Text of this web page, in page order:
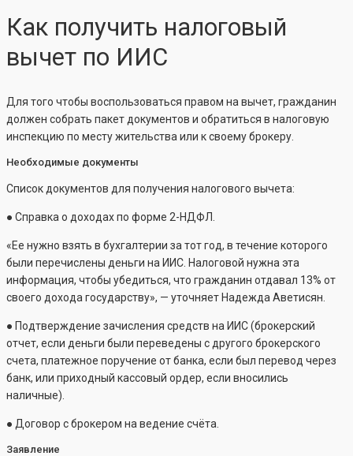
Как получить налоговый
вычет по ИИС
Для того чтобы воспользоваться правом на вычет, гражданин
должен собрать пакет документов и обратиться в налоговую
инспекцию по месту жительства или к своему брокеру.
Необходимые документы
Список документов для получения налогового вычета:
● Справка о доходах по форме 2-НДФЛ.
«Ее нужно взять в бухгалтерии за тот год, в течение которого
были перечислены деньги на ИИС. Налоговой нужна эта
информация, чтобы убедиться, что гражданин отдавал 13% от
своего дохода государству», — уточняет Надежда Аветисян.
● Подтверждение зачисления средств на ИИС (брокерский
отчет, если деньги были переведены с другого брокерского
счета, платежное поручение от банка, если был перевод через
банк, или приходный кассовый ордер, если вносились
наличные).
● Договор с брокером на ведение счёта.
Заявление